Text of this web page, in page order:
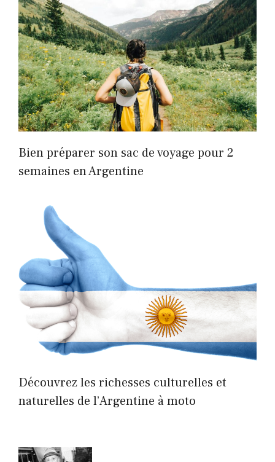
Bien préparer son sac de voyage pour 2
semaines en Argentine
Découvrez les richesses culturelles et
naturelles de l’Argentine à moto